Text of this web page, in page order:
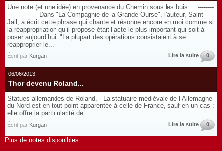
Une note (et une idée) en provenance du Chemin sous les buis . --------
--------------- Dans "La Compagnie de la Grande Ourse", l’auteur, Saint-
Jall, a écrit cette phrase qui chante et résonne encore en moi comme si
la réappropriation qu’il propose était l’acte le plus important qui soit à
poser aujourd’hui. "La plupart des opérations consistaient à se
réapproprier le...
Écrit par Kurgan Lire la suite 0
06/06/2013
Thor devenu Roland...
Statues allemandes de Roland. La statuaire médiévale de l’Allemagne
du Nord est en tout point apparentée à celle de France, sauf en un cas :
elle offre la particularité de...
Écrit par Kurgan Lire la suite 0
Plus de notes disponibles.